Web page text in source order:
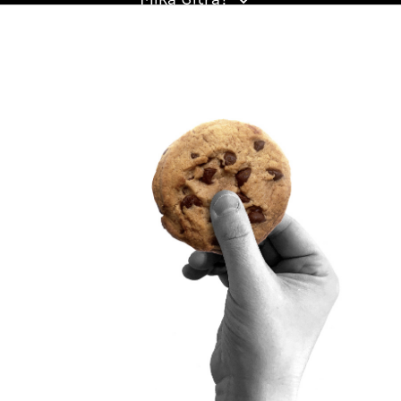
SITRA SOSIAALISESSA MEDIASSA
Sitran digitaalinen viestintä ja verkkopalvelut